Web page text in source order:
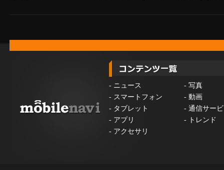
- ニュース - 写真
- スマートフォン - 動画
- タブレット - 通信サー
- アプリ -
トレンド
- アクセサリ